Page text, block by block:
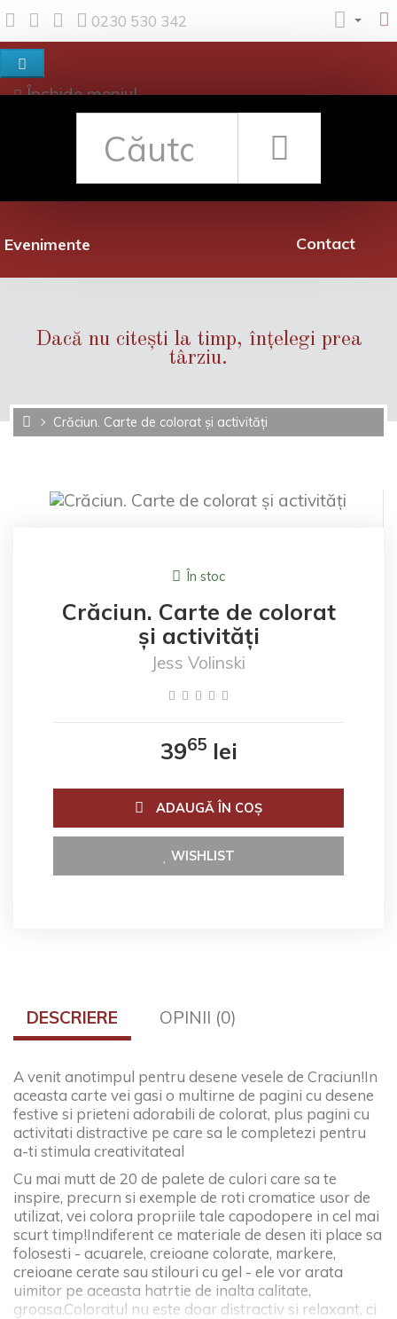
0230 530 342
Închide meniul
Evenimente
Rețea librării
Contact
Dacă nu citești la timp, înțelegi prea
târziu.
Crăciun. Carte de colorat și activități
În stoc
Crăciun. Carte de colorat
și activități
Jess Volinski
3965lei
ADAUGĂ ÎN COŞ
WISHLIST
DESCRIERE OPINII (0)
A venit anotimpul pentru desene vesele de Craciun!In
aceasta carte vei gasi o multirne de pagini cu desene
festive si prieteni adorabili de colorat, plus pagini cu
activitati distractive pe care sa le completezi pentru
a-ti stimula creativitateal
Cu mai mutt de 20 de palete de culori care sa te
inspire, precurn si exemple de roti cromatice usor de
utilizat, vei colora propriile tale capodopere in cel mai
scurt timp!Indiferent ce materiale de desen iti place sa
folosesti - acuarele, creioane colorate, markere,
creioane cerate sau stilouri cu gel - ele vor arata
uimitor pe aceasta hatrtie de inalta calitate,
groasa.Coloratul nu este doar distractiv si relaxant, ci